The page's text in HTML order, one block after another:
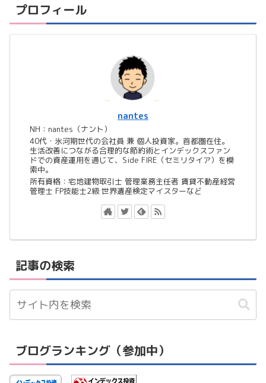
プロフィール
nantes
NH：nantes（ナント）
40代・氷河期世代の会社員 兼 個人投資家。首都圏在住。
生活改善につながる合理的な節約術とインデックスファン
ドでの資産運用を通じて、Side FIRE（セミリタイア）を模
索中。
所有資格：宅地建物取引士 管理業務主任者 賃貸不動産経営
管理士 FP技能士2級 世界遺産検定マイスターなど
記事の検索
ブログランキング（参加中）